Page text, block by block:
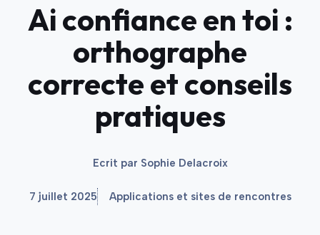
Ai confiance en toi :
orthographe
correcte et conseils
pratiques
Ecrit par Sophie Delacroix
7 juillet 2025 Applications et sites de rencontres